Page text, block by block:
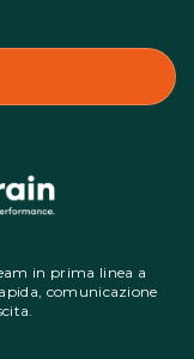
in prima linea a
comunicazione